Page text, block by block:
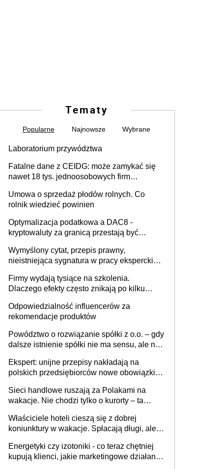
Tematy
Popularne Najnowsze Wybrane
Laboratorium przywództwa
Fatalne dane z CEIDG: może zamykać się
nawet 18 tys. jednoosobowych firm
Umowa o sprzedaż płodów rolnych. Co
rolnik wiedzieć powinien
Optymalizacja podatkowa a DAC8 -
kryptowaluty za granicą przestają być
Wymyślony cytat, przepis prawny,
nieistniejąca sygnatura w pracy eksperckiej -
firmie
Firmy wydają tysiące na szkolenia.
Dlaczego efekty często znikają po kilku
Odpowiedzialność influencerów za
rekomendacje produktów
Powództwo o rozwiązanie spółki z o.o. – gdy
dalsze istnienie spółki nie ma sensu, ale nie
Ekspert: unijne przepisy nakładają na
polskich przedsiębiorców nowe obowiązki w
Sieci handlowe ruszają za Polakami na
wakacje. Nie chodzi tylko o kurorty – ta
tam, gdzie wielu spędzi urlop po cichu
Właściciele hoteli cieszą się z dobrej
koniunktury w wakacje. Spłacają długi, ale
Energetyki czy izotoniki - co teraz chętniej
kupują klienci, jakie marketingowe działania